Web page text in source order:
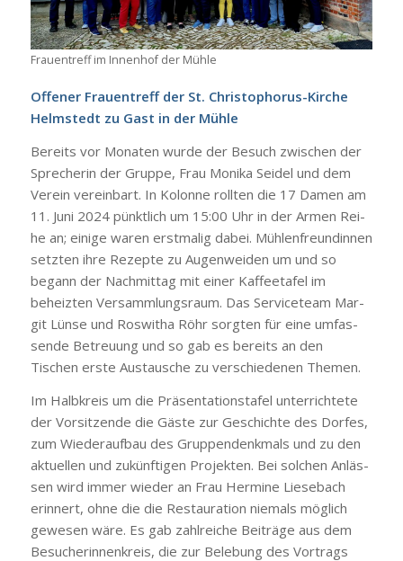
Frau­en­treff im Innen­hof der Müh­le
Offe­ner Frau­en­treff der St. Chris­to­pho­rus-Kir­che
Helm­stedt zu Gast in der Müh­le
Bereits vor Mona­ten wur­de der Besuch zwi­schen der
Spre­che­rin der Grup­pe, Frau Moni­ka Sei­del und dem
Ver­ein ver­ein­bart. In Kolon­ne roll­ten die 17 Damen am
11. Juni 2024 pünkt­lich um 15:00 Uhr in der Armen Rei­
he an; eini­ge waren erst­ma­lig dabei. Müh­len­freun­din­nen
setz­ten ihre Rezep­te zu Augen­wei­den um und so
begann der Nach­mit­tag mit einer Kaf­fee­ta­fel im
beheiz­ten Ver­samm­lungs­raum. Das Ser­vice­team Mar­
git Lün­se und Ros­wi­tha Röhr sorg­ten für eine umfas­
sen­de Betreu­ung und so gab es bereits an den
Tischen ers­te Aus­tau­sche zu ver­schie­de­nen The­men.
Im Halb­kreis um die Prä­sen­ta­ti­ons­ta­fel unter­rich­te­te
der Vor­sit­zen­de die Gäs­te zur Geschich­te des Dor­fes,
zum Wie­der­auf­bau des Grup­pen­denk­mals und zu den
aktu­el­len und zukünf­ti­gen Pro­jek­ten. Bei sol­chen Anläs­
sen wird immer wie­der an Frau Her­mi­ne Liesebach
erin­nert, ohne die die Restau­ra­ti­on nie­mals mög­lich
gewe­sen wäre. Es gab zahl­rei­che Bei­trä­ge aus dem
Besu­che­rin­nen­kreis, die zur Bele­bung des Vor­trags